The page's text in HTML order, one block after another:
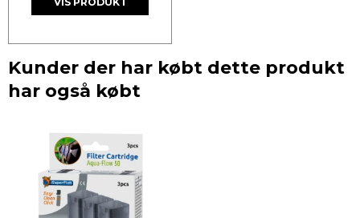
Kunder der har købt dette produkt
har også købt